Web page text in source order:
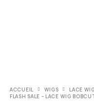
ACCUEIL WIGS
LACE
FLASH SALE – LACE WIG